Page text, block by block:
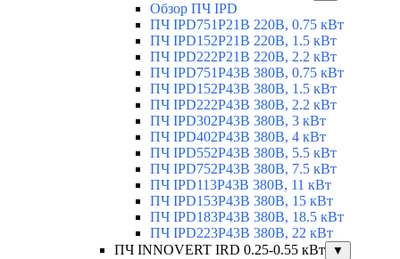
Обзор ПЧ IPD
ПЧ IPD751P21B 220В, 0.75 кВт
ПЧ IPD152P21B 220В, 1.5 кВт
ПЧ IPD222P21B 220В, 2.2 кВт
ПЧ IPD751P43B 380В, 0.75 кВт
ПЧ IPD152P43B 380В, 1.5 кВт
ПЧ IPD222P43B 380В, 2.2 кВт
ПЧ IPD302P43B 380В, 3 кВт
ПЧ IPD402P43B 380В, 4 кВт
ПЧ IPD552P43B 380В, 5.5 кВт
ПЧ IPD752P43B 380В, 7.5 кВт
ПЧ IPD113P43B 380В, 11 кВт
ПЧ IPD153P43B 380В, 15 кВт
ПЧ IPD183P43B 380В, 18.5 кВт
ПЧ IPD223P43B 380В, 22 кВт
ПЧ INNOVERT IRD 0.25-0.55 кВт
▼